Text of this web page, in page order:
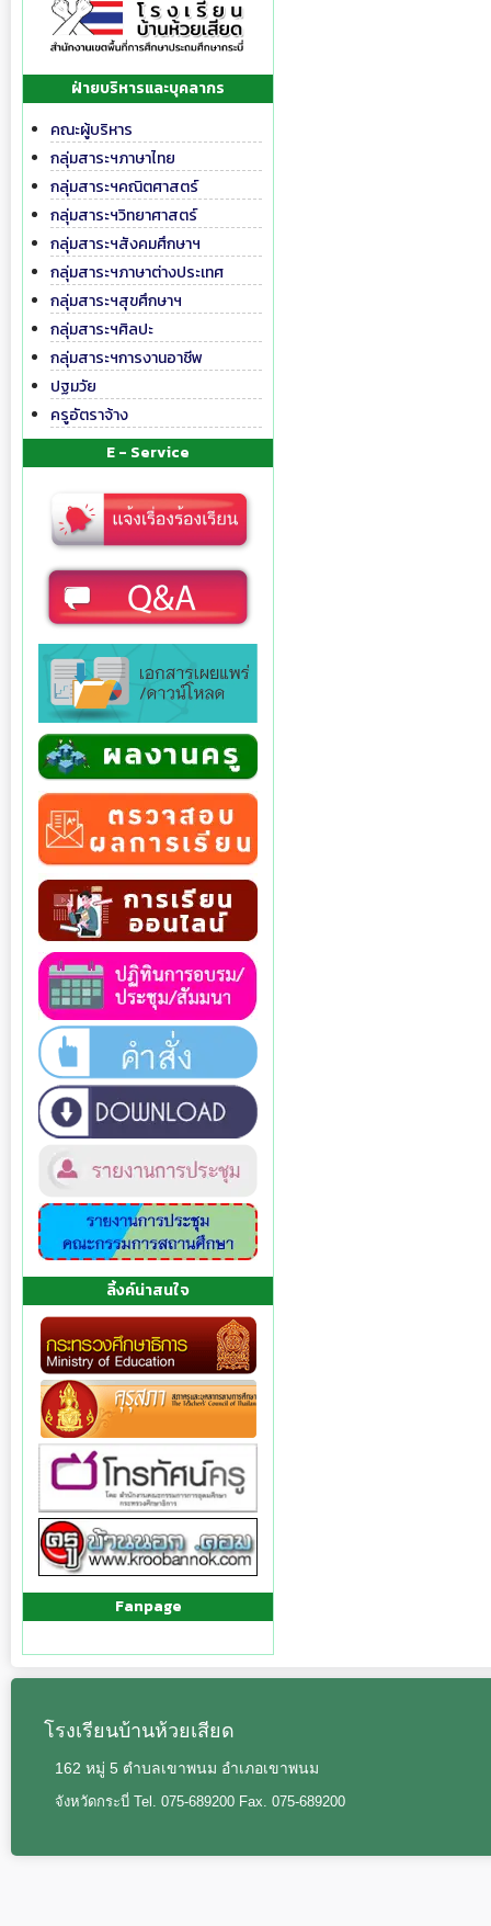
ฝ่ายบริหารและบุคลากร
คณะผู้บริหาร
กลุ่มสาระฯภาษาไทย
กลุ่มสาระฯคณิตศาสตร์
กลุ่มสาระฯวิทยาศาสตร์
กลุ่มสาระฯสังคมศึกษาฯ
กลุ่มสาระฯภาษาต่างประเทศ
กลุ่มสาระฯสุขศึกษาฯ
กลุ่มสาระฯศิลปะ
กลุ่มสาระฯการงานอาชีพ
ปฐมวัย
ครูอัตราจ้าง
E - Service
ลิ้งค์น่าสนใจ
Fanpage
โรงเรียนบ้านห้วยเสียด
162 หมู่ 5 ตำบลเขาพนม อำเภอเขาพนม
จังหวัดกระบี่ Tel. 075-689200 Fax. 075-689200